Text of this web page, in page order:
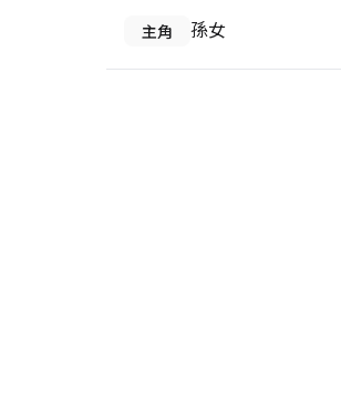
主角 孫女